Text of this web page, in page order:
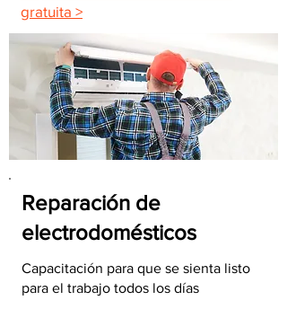
gratuita >
Reparación de
electrodomésticos
Capacitación para que se sienta listo
para el trabajo todos los días